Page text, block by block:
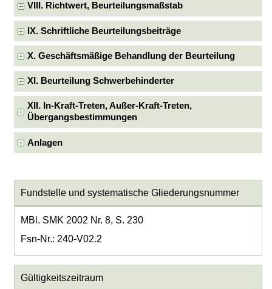
VIII. Richtwert, Beurteilungsmaßstab
IX. Schriftliche Beurteilungsbeiträge
X. Geschäftsmäßige Behandlung der Beurteilung
XI. Beurteilung Schwerbehinderter
XII. In-Kraft-Treten, Außer-Kraft-Treten,
Übergangsbestimmungen
Anlagen
Fundstelle und systematische Gliederungsnummer
MBl. SMK 2002 Nr. 8, S. 230
Fsn-Nr.: 240-V02.2
Gültigkeitszeitraum